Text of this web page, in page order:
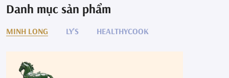
Danh mục sản phẩm
MINH LONG LY'S HEALTHYCOOK